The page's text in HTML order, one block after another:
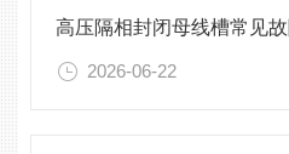
2026-06-22